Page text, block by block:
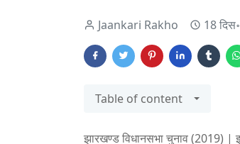
Jaankari Rakho 18
Table of content
झारखण्ड विधानसभा चुनाव (2019) |